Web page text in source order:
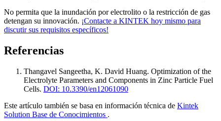
No permita que la inundación por electrolito o la restricción de gas
detengan su innovación. ¡Contacte a KINTEK hoy mismo para
discutir sus requisitos específicos!
Referencias
Thangavel Sangeetha, K. David Huang. Optimization of the
Electrolyte Parameters and Components in Zinc Particle Fuel
Cells. DOI: 10.3390/en12061090
Este artículo también se basa en información técnica de Kintek
Solution Base de Conocimientos .